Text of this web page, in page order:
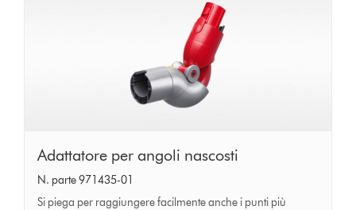
Adattatore
per
angoli
Adattatore per angoli nascosti
N. parte 971435-01
Si piega per raggiungere facilmente anche i punti più